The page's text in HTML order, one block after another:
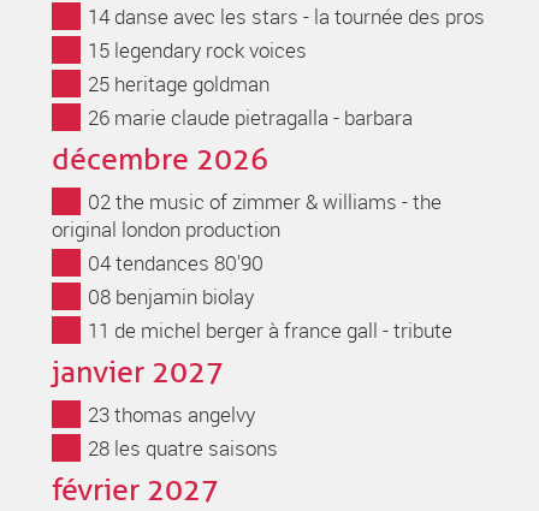
14 danse avec les stars - la tournée des pros
15 legendary rock voices
25 heritage goldman
26 marie claude pietragalla - barbara
décembre 2026
02 the music of zimmer & williams - the
original london production
04 tendances 80'90
08 benjamin biolay
11 de michel berger à france gall - tribute
janvier 2027
23 thomas angelvy
28 les quatre saisons
février 2027